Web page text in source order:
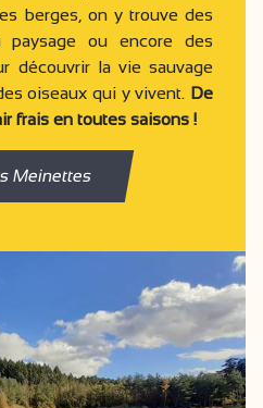
berges, on y trouve des
ou encore des
découvrir la vie sauvage
oiseaux qui y vivent. De
frais en toutes saisons !
Meinettes